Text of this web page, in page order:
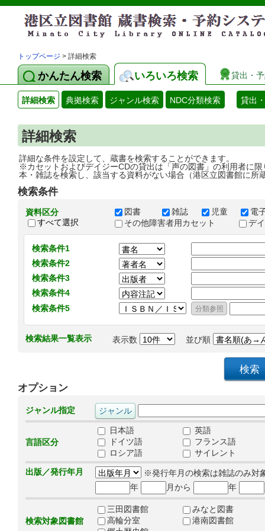
トップページ > 詳細検索
かんたん検索 いろいろ検索 貸出・
詳細検索 典拠検索 ジャンル検索 NDC分類検索 貸出
詳細検索
詳細な条件を設定して、蔵書を検索することができます。
※カセットおよびデイジーCDの貸出は「声の図書」の利用者に限
本・雑誌を検索し、該当する資料がない場合（港区立図書館に所
検索条件
資料区分
すべて選択
図書 雑誌 児童
電
その他障害者用カセット
デ
検索条件1
検索条件2
検索条件3
検索条件4
検索条件5
検索結果一覧表示 表示数 並び順
オプション
ジャンル指定
言語区分
日本語
英語
ドイツ語
フランス語
ロシア語
サイレント
出版／発行年月
※発行年月の検索は雑誌のみ対
年
月から 年
検索対象図書館
三田図書館
みなと図書
高輪分室
港南図書館